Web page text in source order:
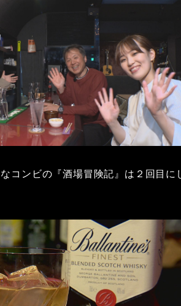
コンビの『酒場冒険記』は２回目に